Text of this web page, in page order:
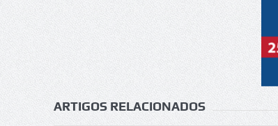
ARTIGOS RELACIONADOS